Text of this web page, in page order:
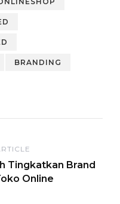
BRANDING
Tingkatkan Brand
Online